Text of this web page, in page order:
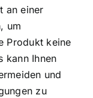
an einer
um
Produkt keine
kann Ihnen
und
zu